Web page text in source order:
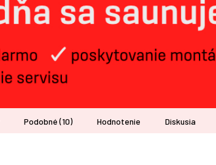
Podobné (10) Hodnotenie Diskusia